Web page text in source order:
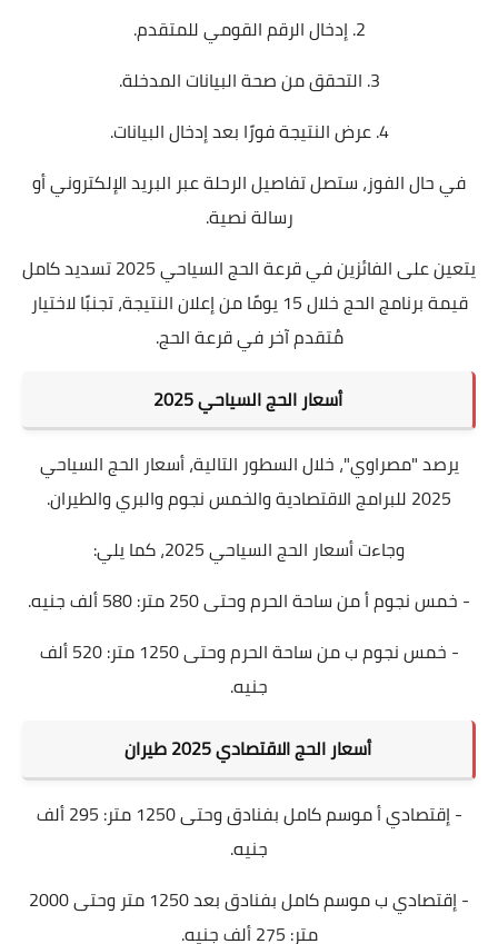
2. إدخال الرقم القومي للمتقدم.
3. التحقق من صحة البيانات المدخلة.
4. عرض النتيجة فورًا بعد إدخال البيانات.
في حال الفوز، ستصل تفاصيل الرحلة عبر البريد الإلكتروني أو
رسالة نصية.
يتعين على الفائزين في قرعة الحج السياحي 2025 تسديد كامل
قيمة برنامج الحج خلال 15 يومًا من إعلان النتيجة، تجنبًا لاختيار
مُتقدم آخر في قرعة الحج.
أسعار الحج السياحي 2025
يرصد "مصراوي"، خلال السطور التالية، أسعار الحج السياحي
2025 للبرامج الاقتصادية والخمس نجوم والبري والطيران.
وجاءت أسعار الحج السياحي 2025، كما يلي:
- خمس نجوم أ من ساحة الحرم وحتى 250 متر: 580 ألف جنيه.
- خمس نجوم ب من ساحة الحرم وحتى 1250 متر: 520 ألف
جنيه.
أسعار الحج الاقتصادي 2025 طيران
- إقتصادي أ موسم كامل بفنادق وحتى 1250 متر: 295 ألف
جنيه.
- إقتصادي ب موسم كامل بفنادق بعد 1250 متر وحتى 2000
متر: 275 ألف جنيه.